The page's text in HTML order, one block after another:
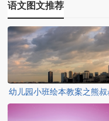
语文图文推荐
幼儿园小班绘本教案之熊叔